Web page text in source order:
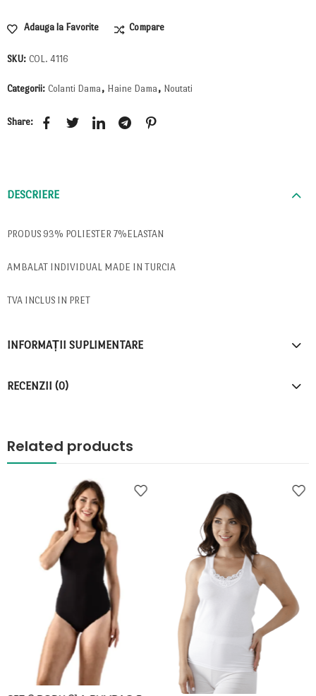
Adauga la Favorite Compare
SKU: COL. 4116
Categorii: Colanti Dama , Haine Dama , Noutati
Share:
DESCRIERE
PRODUS 93% POLIESTER 7%ELASTAN
AMBALAT INDIVIDUAL MADE IN TURCIA
TVA INCLUS IN PRET
INFORMAȚII SUPLIMENTARE
RECENZII (0)
Related products